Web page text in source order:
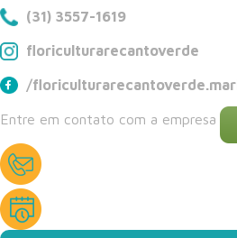
(31) 3557-1619
floriculturarecantoverde
/
Entre em contato com a empresa